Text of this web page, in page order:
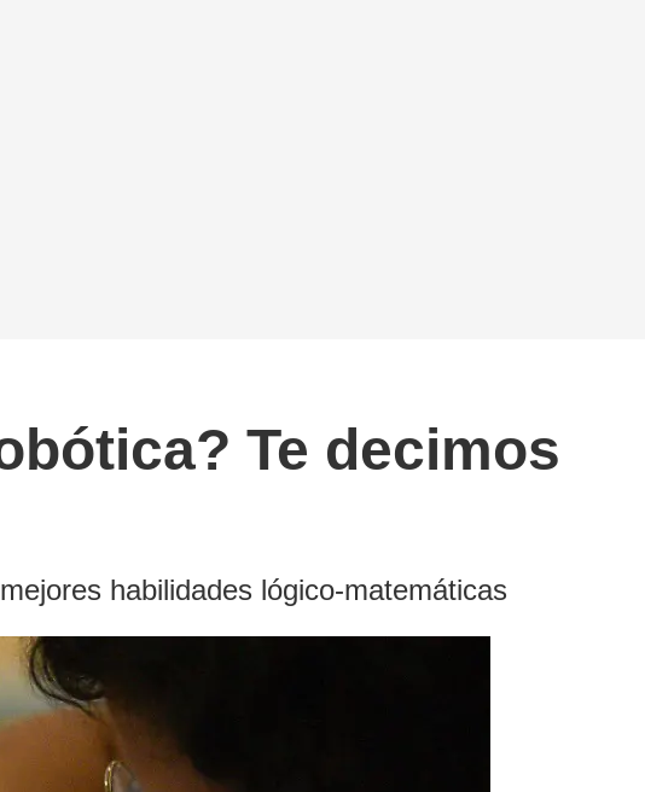
Te decimos
habilidades lógico-matemáticas